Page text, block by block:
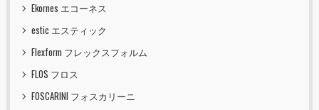
Ekornes エコーネス
estic エスティック
Flexform フレックスフォルム
FLOS フロス
FOSCARINI フォスカリーニ